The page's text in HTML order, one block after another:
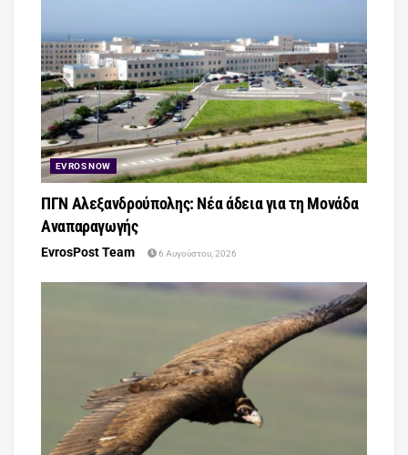
EVROS NOW
ΠΓΝ Αλεξανδρούπολης: Νέα άδεια για τη Μονάδα
Αναπαραγωγής
EvrosPost Team 6 Αυγούστου, 2026